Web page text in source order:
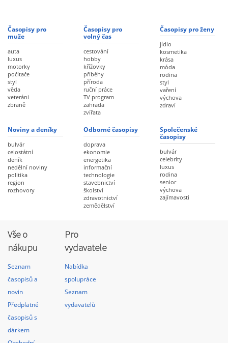
Časopisy pro
muže
auta
luxus
motorky
počítače
styl
věda
veteráni
zbraně
Časopisy pro
volný čas
cestování
hobby
křížovky
příběhy
příroda
ruční práce
TV program
zahrada
zvířata
Časopisy pro ženy
jídlo
kosmetika
krása
móda
rodina
styl
vaření
výchova
zdraví
Noviny a deníky
bulvár
celostátní
deník
nedělní noviny
politika
region
rozhovory
Odborné časopisy
doprava
ekonomie
energetika
informační
technologie
stavebnictví
školství
zdravotnictví
zemědělství
Společenské
časopisy
bulvár
celebrity
luxus
rodina
senior
výchova
zajímavosti
Vše o
nákupu
Seznam
časopisů a
novin
Předplatné
časopisů s
dárkem
Pro
vydavatele
Nabídka
spolupráce
Seznam
vydavatelů